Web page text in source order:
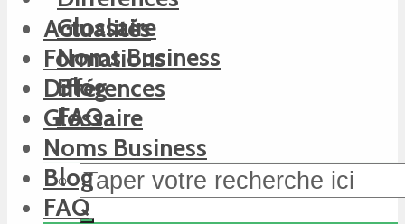
Glossaire
Noms Business
Blog
FAQ
Actualités
Formations
Différences
Glossaire
Noms Business
Blog
FAQ